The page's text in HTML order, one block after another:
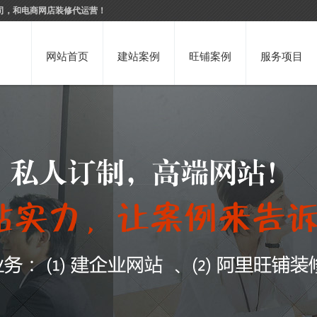
和电商网店装修代运营！
网站首页 建站案例 旺铺案例 服务项目